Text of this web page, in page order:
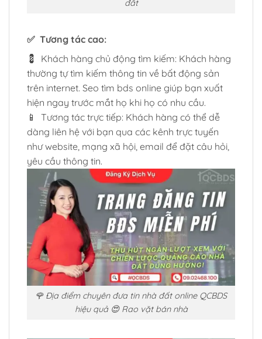
đất
✅ Tương tác cao:
💈 Khách hàng chủ động tìm kiếm: Khách hàng
thường tự tìm kiếm thông tin về bất động sản
trên internet. Seo tìm bds online giúp bạn xuất
hiện ngay trước mắt họ khi họ có nhu cầu.
📱 Tương tác trực tiếp: Khách hàng có thể dễ
dàng liên hệ với bạn qua các kênh trực tuyến
như website, mạng xã hội, email để đặt câu hỏi,
yêu cầu thông tin.
🌹 Địa điểm chuyên đưa tin nhà đất online QCBDS
hiệu quả 😍 Rao vặt bán nhà